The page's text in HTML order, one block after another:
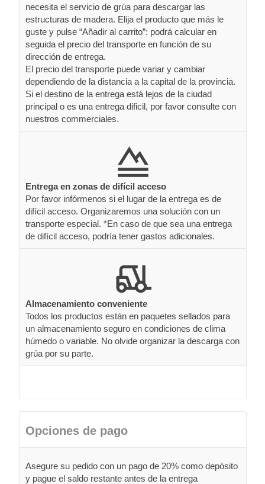
necesita el servicio de grúa para descargar las
estructuras de madera. Elija el producto que más le
guste y pulse “Añadir al carrito”: podrá calcular en
seguida el precio del transporte en función de su
dirección de entrega.
El precio del transporte puede variar y cambiar
dependiendo de la distancia a la capital de la provincia.
Si el destino de la entrega está lejos de la ciudad
principal o es una entrega dificil, por favor consulte con
nuestros commerciales.
Entrega en zonas de difícil acceso
Por favor infórmenos si el lugar de la entrega es de
difícil acceso. Organizaremos una solución con un
transporte especial. *En caso de que sea una entrega
de difícil acceso, podría tener gastos adicionales.
Almacenamiento conveniente
Todos los productos están en paquetes sellados para
un almacenamiento seguro en condiciones de clima
húmedo o variable. No olvide organizar la descarga con
grúa por su parte.
Opciones de pago
Asegure su pedido con un pago de 20% como depósito
y pague el saldo restante antes de la entrega